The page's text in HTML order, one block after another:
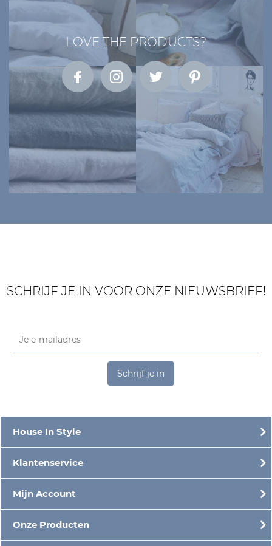
LOVE THE PRODUCTS?
SCHRIJF JE IN VOOR ONZE NIEUWSBRIEF!
Schrijf je in
House In Style
Klantenservice
Mijn Account
Onze Producten